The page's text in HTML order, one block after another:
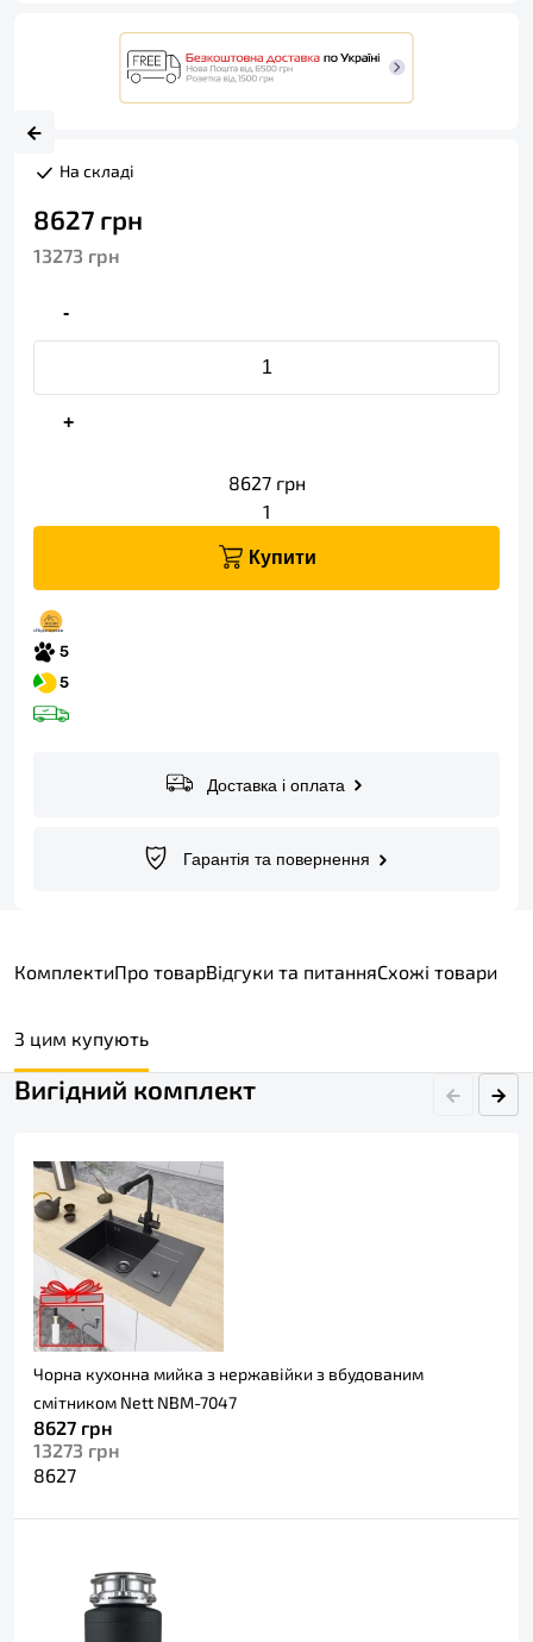
На складі
8627 грн
13273 грн
-
+
8627 грн
1
Купити
Доставка і оплата
Гарантія та повернення
КомплектиПро товарВідгуки та питанняСхожі товари
З цим купують
Вигідний комплект
Чорна кухонна мийка з нержавійки з вбудованим
смітником Nett NBM-7047
8627 грн
13273 грн
8627